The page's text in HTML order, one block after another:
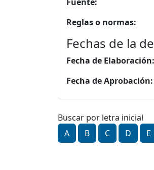
Reglas o normas:
Fechas de la
Fecha de Elaboración:
Fecha de Aprobación:
Buscar por letra inicial
A
B C D E